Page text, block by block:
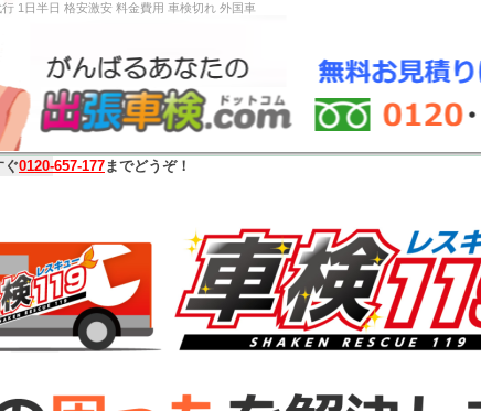
ー車検代行 1日半日 格安激安 料金費用 車検切れ 外国
ぐ0120-657-177までどうぞ！